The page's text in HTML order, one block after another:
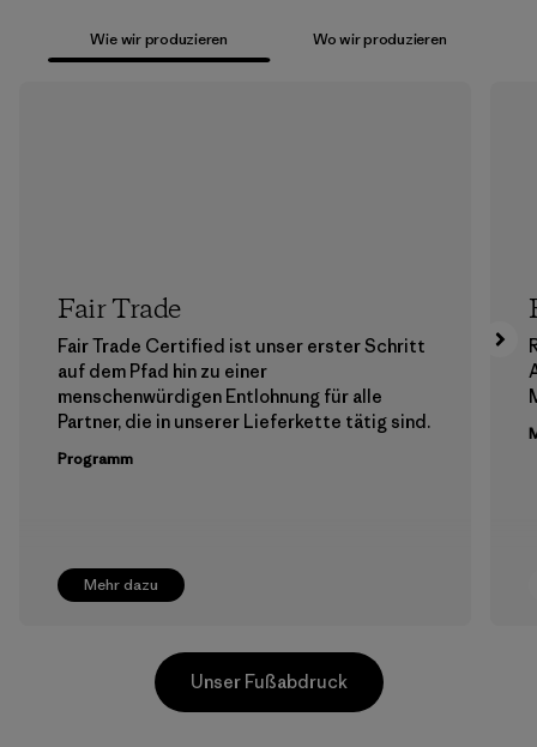
Wie wir produzieren Wo wir produzieren
Mehr dazu
Fair Trade
Fair Trade Certified ist unser erster Schritt
auf dem Pfad hin zu einer
menschenwürdigen Entlohnung für alle
Partner, die in unserer Lieferkette tätig sind.
Programm
Unser Fußabdruck